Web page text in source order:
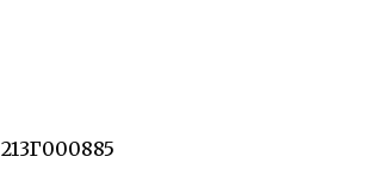
213Г000885